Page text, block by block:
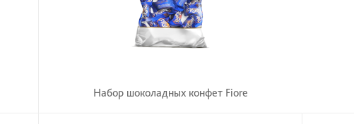
Набор шоколадных конфет Fiore